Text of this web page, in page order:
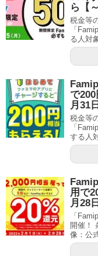
ら【
税金等
「
る人対
で
月31
税金等
「
する人
用で
月28
「
開催！
像：公